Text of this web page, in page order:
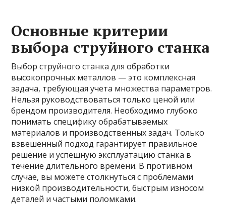
Основные критерии
выбора струйного станка
Выбор струйного станка для обработки
высокопрочных металлов — это комплексная
задача, требующая учета множества параметров.
Нельзя руководствоваться только ценой или
брендом производителя. Необходимо глубоко
понимать специфику обрабатываемых
материалов и производственных задач. Только
взвешенный подход гарантирует правильное
решение и успешную эксплуатацию станка в
течение длительного времени. В противном
случае, вы можете столкнуться с проблемами
низкой производительности, быстрым износом
деталей и частыми поломками.